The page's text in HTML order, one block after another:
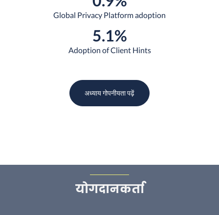
Global Privacy Platform adoption
5.1%
Adoption of Client Hints
अध्यायगोपनीयतापढ़ें
योगदानकर्ता